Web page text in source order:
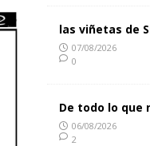
las viñetas de
07/08/2026
0
De todo lo que
06/08/2026
2